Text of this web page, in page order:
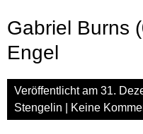
Gabriel Burns
Engel
Veröffentlicht am 31.
Stengelin
Keine